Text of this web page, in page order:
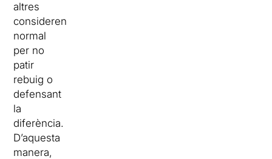
altres
consideren
normal
per no
patir
rebuig o
defensant
la
diferència.
D’aquesta
manera,